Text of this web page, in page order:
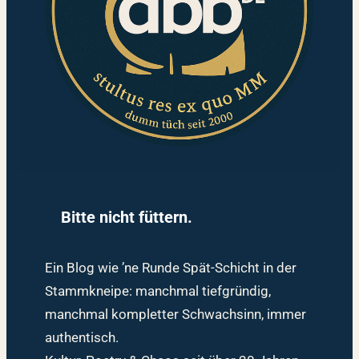
Bitte nicht füttern.
Ein Blog wie ’ne Runde Spät-Schicht in der
Stammkneipe: manchmal tiefgründig,
manchmal kompletter Schwachsinn, immer
authentisch.